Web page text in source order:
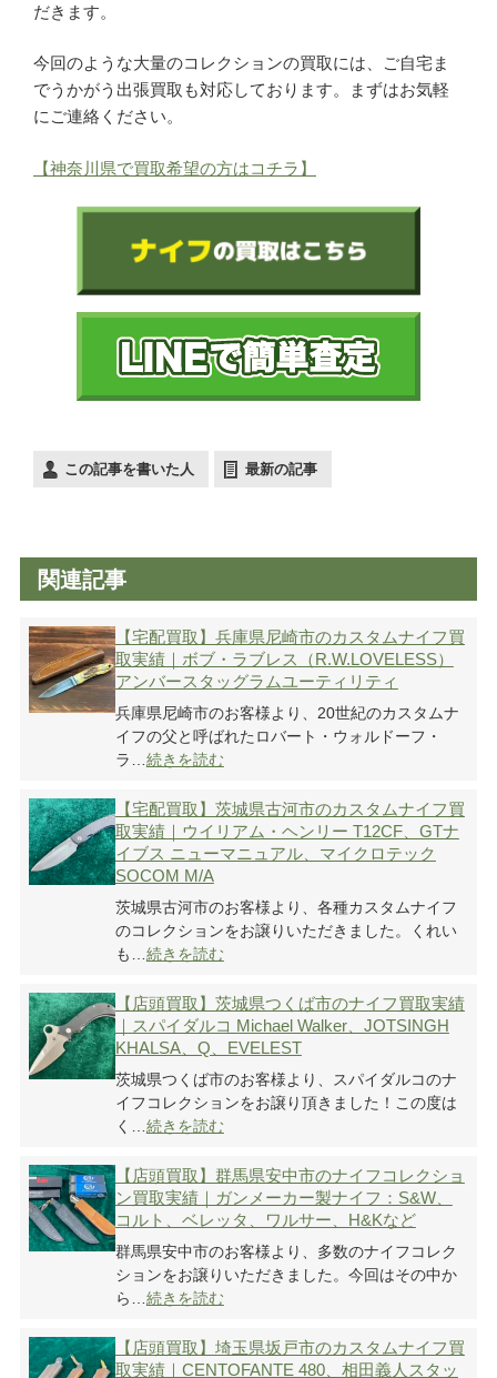
だきます。
今回のような大量のコレクションの買取には、ご自宅ま
でうかがう出張買取も対応しております。まずはお気軽
にご連絡ください。
【神奈川県で買取希望の方はコチラ】
この記事を書いた人 最新の記事
関連記事
【宅配買取】兵庫県尼崎市のカスタムナイフ買
取実績｜ボブ・ラブレス（R.W.LOVELESS）
アンバースタッグラムユーティリティ
兵庫県尼崎市のお客様より、20世紀のカスタムナ
イフの父と呼ばれたロバート・ウォルドーフ・
ラ…続きを読む
【宅配買取】茨城県古河市のカスタムナイフ買
取実績｜ウイリアム・ヘンリー T12CF、GTナ
イブス ニューマニュアル、マイクロテック
SOCOM M/A
茨城県古河市のお客様より、各種カスタムナイフ
のコレクションをお譲りいただきました。くれい
も…続きを読む
【店頭買取】茨城県つくば市のナイフ買取実績
｜スパイダルコ Michael Walker、JOTSINGH
KHALSA、Q、EVELEST
茨城県つくば市のお客様より、スパイダルコのナ
イフコレクションをお譲り頂きました！この度は
く…続きを読む
【店頭買取】群馬県安中市のナイフコレクショ
ン買取実績｜ガンメーカー製ナイフ：S&W、
コルト、ベレッタ、ワルサー、H&Kなど
群馬県安中市のお客様より、多数のナイフコレク
ションをお譲りいただきました。今回はその中か
ら…続きを読む
【店頭買取】埼玉県坂戸市のカスタムナイフ買
取実績｜CENTOFANTE 480、相田義人スタッ